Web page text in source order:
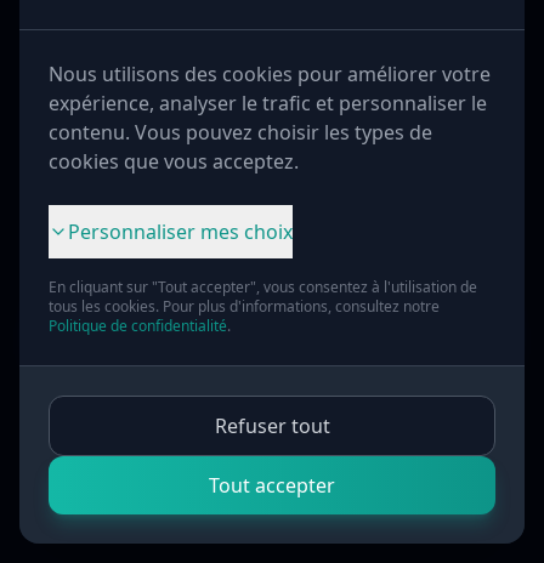
Mot de passe
Créer mon compte
Déjàun compte ?Se connecter
← Retouràl'accueil
Nous utilisons des cookies pour améliorer votre
expérience, analyser le trafic et personnaliser le
contenu. Vous pouvez choisir les types de
cookies que vous acceptez.
Personnaliser mes choix
En cliquant sur "Tout accepter", vous consentez à l'utilisation de
tous les cookies. Pour plus d'informations, consultez notre
Politique de confidentialité.
Refuser tout
Tout accepter